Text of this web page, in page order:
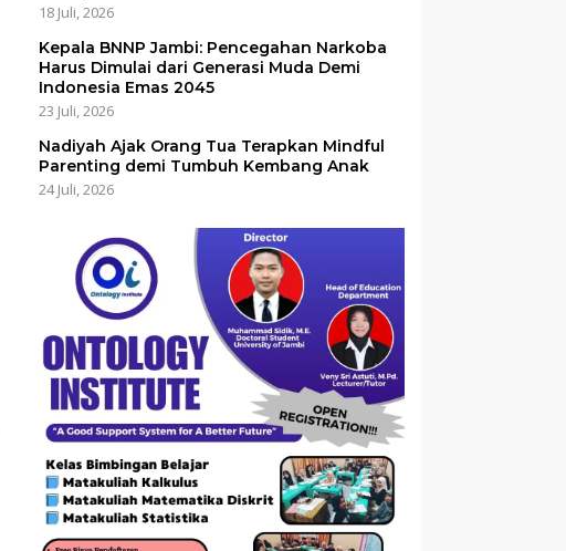
18 Juli, 2026
Kepala BNNP Jambi: Pencegahan Narkoba
Harus Dimulai dari Generasi Muda Demi
Indonesia Emas 2045
23 Juli, 2026
Nadiyah Ajak Orang Tua Terapkan Mindful
Parenting demi Tumbuh Kembang Anak
24 Juli, 2026